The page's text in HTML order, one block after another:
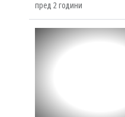
пред 2 години